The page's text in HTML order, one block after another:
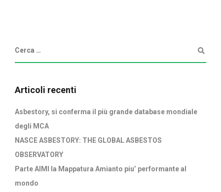
Articoli recenti
Asbestory, si conferma il più grande database mondiale
degli MCA
NASCE ASBESTORY: THE GLOBAL ASBESTOS
OBSERVATORY
Parte AIMI la Mappatura Amianto piu’ performante al
mondo